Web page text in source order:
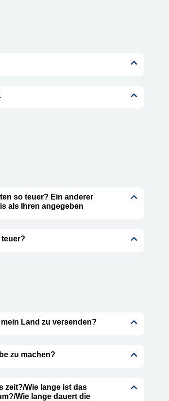
so teuer? Ein anderer
als Ihren angegeben
Land zu versenden?
zu machen?
zeit?/Wie lange ist das
Wie lange dauert die